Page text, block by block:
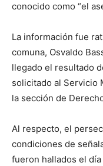
conocido como “el
La información fue
comuna, Osvaldo
llegado el resultado
solicitado al Servicio
la sección de
Al respecto, el
condiciones de
fueron hallados el